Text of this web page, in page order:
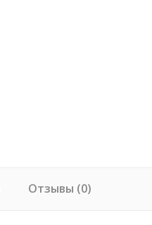
Отзывы (0)